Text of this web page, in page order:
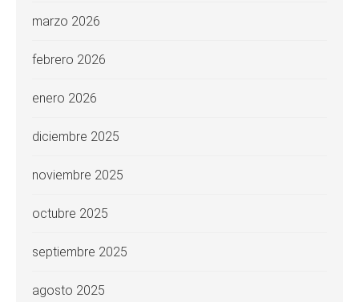
marzo 2026
febrero 2026
enero 2026
diciembre 2025
noviembre 2025
octubre 2025
septiembre 2025
agosto 2025